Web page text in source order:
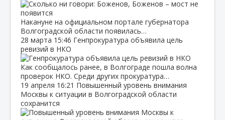
Накануне на официальном портале губернатора
Волгоградской области появилась…
28 марта 15:46 Генпрокуратура объявила цель
ревизий в НКО
Как сообщалось ранее, в Волгограде пошла волна
проверок НКО. Среди других прокуратура…
19 апреля 16:21 Повышенный уровень внимания
Москвы к ситуации в Волгоградской области
сохранится